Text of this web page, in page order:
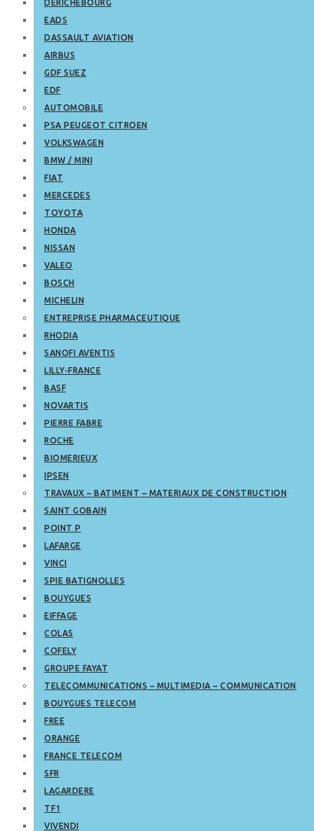
DERICHEBOURG
EADS
DASSAULT AVIATION
AIRBUS
GDF SUEZ
EDF
AUTOMOBILE
PSA PEUGEOT CITROEN
VOLKSWAGEN
BMW / MINI
FIAT
MERCEDES
TOYOTA
HONDA
NISSAN
VALEO
BOSCH
MICHELIN
ENTREPRISE PHARMACEUTIQUE
RHODIA
SANOFI AVENTIS
LILLY-FRANCE
BASF
NOVARTIS
PIERRE FABRE
ROCHE
BIOMERIEUX
IPSEN
TRAVAUX – BATIMENT – MATERIAUX DE CONSTRUCTION
SAINT GOBAIN
POINT P
LAFARGE
VINCI
SPIE BATIGNOLLES
BOUYGUES
EIFFAGE
COLAS
COFELY
GROUPE FAYAT
TELECOMMUNICATIONS – MULTIMEDIA – COMMUNICATION
BOUYGUES TELECOM
FREE
ORANGE
FRANCE TELECOM
SFR
LAGARDERE
TF1
VIVENDI